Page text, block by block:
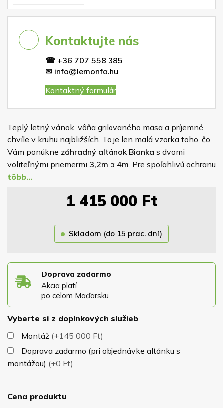
Kontaktujte nás
☎ +36 707 558 385
✉ info@lemonfa.hu
Kontaktný formulár
Teplý letný vánok, vôňa grilovaného mäsa a príjemné
chvíle v kruhu najbližších. To je len malá vzorka toho, čo
Vám ponúkne záhradný altánok Bianka s dvomi
voliteľnými priemermi 3,2m a 4m. Pre spoľahlivú ochranu
dreva je altánok impregnovaný náterom, ktorého farbu si
strešnej krytiny. Strecha je osadená na masívnej
stabilitu altánku pri nepriazni počasia. Altánok má
samonosnú konštrukciu a nepotrebuje žiadne kotviace
lavičky a stôl.
1 415 000 Ft
Skladom (do 15 prac. dní)
Doprava zadarmo
Akcia platí
po celom Maďarsku
Vyberte si z doplnkových služieb
Montáž (+145 000 Ft)
Doprava zadarmo (pri objednávke altánku s
montážou) (+0 Ft)
Cena produktu